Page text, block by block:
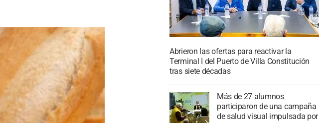
Abrieron las ofertas para reactivar la
Terminal I del Puerto de Villa Constitución
tras siete décadas
Más de 27 alumnos
participaron de una campaña
de salud visual impulsada por